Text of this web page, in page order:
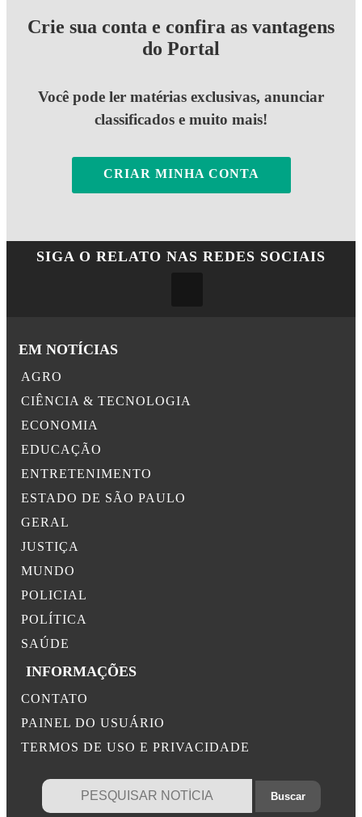
Crie sua conta e confira as vantagens
do Portal
Você pode ler matérias exclusivas, anunciar
classificados e muito mais!
CRIAR MINHA CONTA
SIGA O RELATO NAS REDES SOCIAIS
EM NOTÍCIAS
AGRO
CIÊNCIA & TECNOLOGIA
ECONOMIA
EDUCAÇÃO
ENTRETENIMENTO
ESTADO DE SÃO PAULO
GERAL
JUSTIÇA
MUNDO
POLICIAL
POLÍTICA
SAÚDE
INFORMAÇÕES
CONTATO
PAINEL DO USUÁRIO
TERMOS DE USO E PRIVACIDADE